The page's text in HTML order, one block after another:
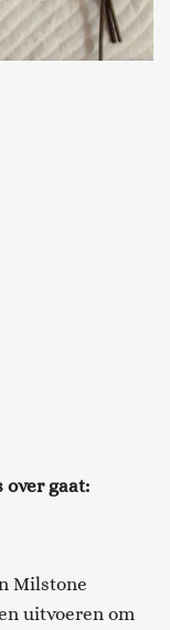
gaat:
Milstone
uitvoeren om